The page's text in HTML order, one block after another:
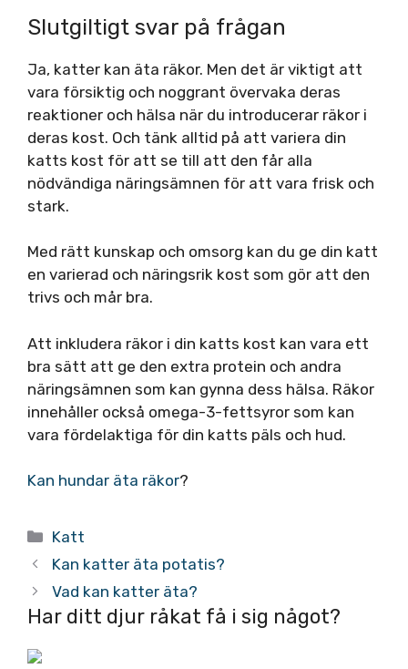
Slutgiltigt svar på frågan
Ja, katter kan äta räkor. Men det är viktigt att
vara försiktig och noggrant övervaka deras
reaktioner och hälsa när du introducerar räkor i
deras kost. Och tänk alltid på att variera din
katts kost för att se till att den får alla
nödvändiga näringsämnen för att vara frisk och
stark.
Med rätt kunskap och omsorg kan du ge din katt
en varierad och näringsrik kost som gör att den
trivs och mår bra.
Att inkludera räkor i din katts kost kan vara ett
bra sätt att ge den extra protein och andra
näringsämnen som kan gynna dess hälsa. Räkor
innehåller också omega-3-fettsyror som kan
vara fördelaktiga för din katts päls och hud.
Kan hundar äta räkor?
Kategorier
Katt
Kan katter äta potatis?
Vad kan katter äta?
Har ditt djur råkat få i sig något?